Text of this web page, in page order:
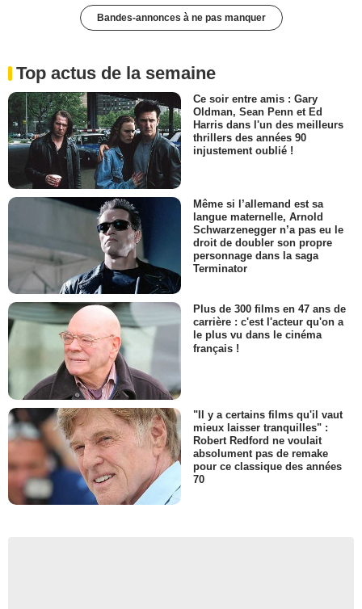
Bandes-annonces à ne pas manquer
Top actus de la semaine
Ce soir entre amis : Gary
Oldman, Sean Penn et Ed
Harris dans l'un des meilleurs
thrillers des années 90
injustement oublié !
Même si l’allemand est sa
langue maternelle, Arnold
Schwarzenegger n’a pas eu le
droit de doubler son propre
personnage dans la saga
Terminator
Plus de 300 films en 47 ans de
carrière : c'est l'acteur qu'on a
le plus vu dans le cinéma
français !
"Il y a certains films qu'il vaut
mieux laisser tranquilles" :
Robert Redford ne voulait
absolument pas de remake
pour ce classique des années
70